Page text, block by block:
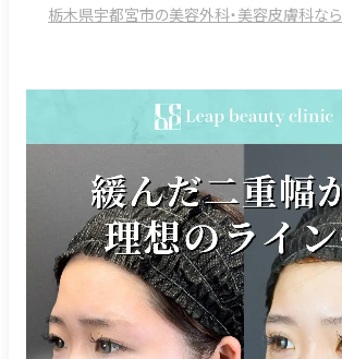
栃木県宇都宮市の美容外科・美容皮膚科